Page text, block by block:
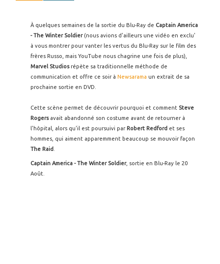
À quelques semaines de la sortie du Blu-Ray de Captain America
- The Winter Soldier (nous avions d'ailleurs une vidéo en exclu'
à vous montrer pour vanter les vertus du Blu-Ray sur le film des
frères Russo, mais YouTube nous chagrine une fois de plus),
Marvel Studiosrépète sa traditionnelle méthode de
communication et offre ce soir à Newsarama un extrait de sa
prochaine sortie en DVD.
Cette scène permet de découvrir pourquoi et comment Steve
Rogersavait abandonné son costume avant de retourner à
l'hôpital, alors qu'il est poursuivi par Robert Redford et ses
hommes, qui aiment apparemment beaucoup se mouvoir façon
The Raid
Captain America - The Winter Soldier, sortie en Blu-Ray le 20
Août.